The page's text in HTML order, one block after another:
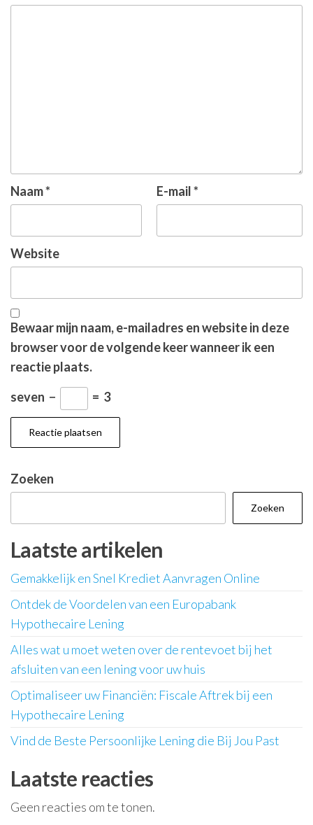
Naam* E-mail*
Website
Bewaar mijn naam, e-mailadres en website in deze
browser voor de volgende keer wanneer ik een
reactie plaats.
seven − = 3
Zoeken
Zoeken
Laatste artikelen
Gemakkelijk en Snel Krediet Aanvragen Online
Ontdek de Voordelen van een Europabank
Hypothecaire Lening
Alles wat u moet weten over de rentevoet bij het
afsluiten van een lening voor uw huis
Optimaliseer uw Financiën: Fiscale Aftrek bij een
Hypothecaire Lening
Vind de Beste Persoonlijke Lening die Bij Jou Past
Laatste reacties
Geen reacties om te tonen.